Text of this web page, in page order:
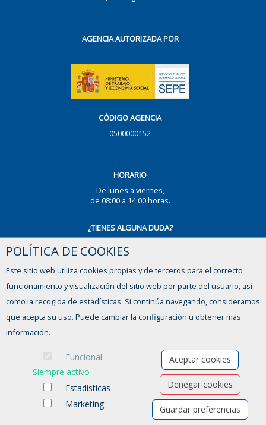
AGENCIA AUTORIZADA POR
CÓDIGO AGENCIA
0500000152
HORARIO
De lunes a viernes,
de 08:00 a 14:00 horas.
¿TIENES ALGUNA DUDA?
CONTACTO
POLÍTICA DE COOKIES
Este sitio web utiliza cookies propias y de terceros para el correcto
funcionamiento y visualización del sitio web por parte del usuario, así
como la recogida de estadísticas. Si continúa navegando, consideramos
que acepta su uso. Puede cambiar la configuración u obtener más
información.
Funcional
Siempre activo
Estadísticas
Marketing
Aceptar cookies
Denegar cookies
Guardar preferencias